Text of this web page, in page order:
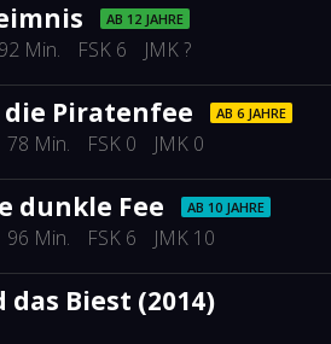
AB 12 JAHRE
92 Min. FSK 6 JMK ?
Piratenfee AB 6 JAHRE
78 Min. FSK 0 JMK 0
dunkle Fee AB 10 JAHRE
96 Min. FSK 6 JMK 10
das Biest (2014)